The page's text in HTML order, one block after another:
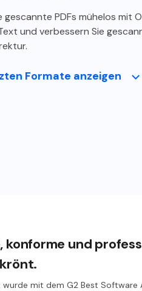
gescannte PDFs mühelos mit
und verbessern Sie
Formate anzeigen
konforme und
wurde mit dem G2 Best